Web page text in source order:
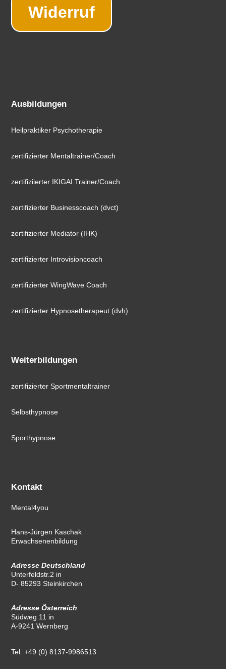
Widerruf
Ausbildungen
Heilpraktiker Psychotherapie
zertifizierter Mentaltrainer/Coach
zertifiziierter IKIGAI Trainer/Coach
zertifizierter Businesscoach (dvct)
zertifizierter Mediator (IHK)
zertifizierter Introvisioncoach
zertifizierter WingWave Coach
zertifizierter Hypnosetherapeut (dvh)
Weiterbildungen
zertifizierter Sportmentaltrainer
Selbsthypnose
Sporthypnose
Kontakt
Mental4you
Hans-Jürgen Kaschak
Erwachsenenbildung
Adresse Deutschland
Unterfeldstr.2 in
D- 85293 Steinkirchen
Adresse Österreich
Südweg 11 in
A-9241 Wernberg
Tel:+49 (0) 8137-9986513